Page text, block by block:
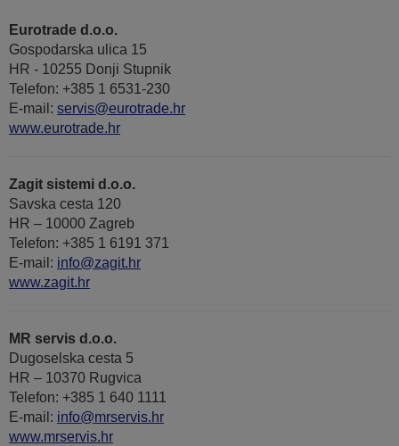
Eurotrade d.o.o.
Gospodarska ulica 15
HR - 10255 Donji Stupnik
Telefon: +385 1 6531-230
E-mail: servis@eurotrade.hr
www.eurotrade.hr
Zagit sistemi d.o.o.
Savska cesta 120
HR – 10000 Zagreb
Telefon: +385 1 6191 371
E-mail: info@zagit.hr
www.zagit.hr
MR servis d.o.o.
Dugoselska cesta 5
HR – 10370 Rugvica
Telefon: +385 1 640 1111
Е-mail: info@mrservis.hr
www.mrservis.hr